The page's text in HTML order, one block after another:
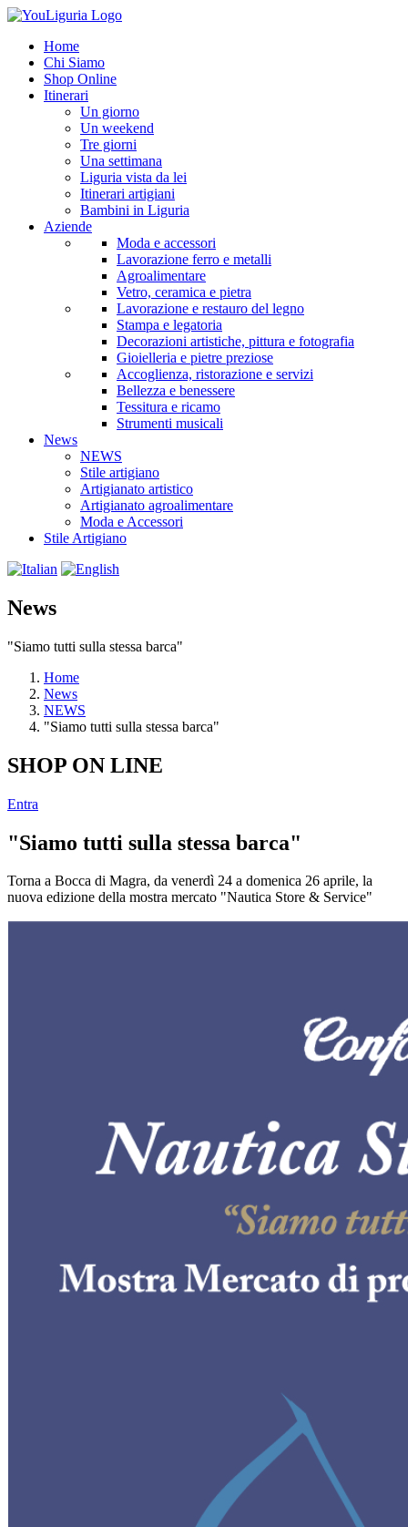
Home
Chi Siamo
Shop Online
Itinerari
Un giorno
Un weekend
Tre giorni
Una settimana
Liguria vista da lei
Itinerari artigiani
Bambini in Liguria
Aziende
Moda e accessori
Lavorazione ferro e metalli
Agroalimentare
Vetro, ceramica e pietra
Lavorazione e restauro del legno
Stampa e legatoria
Decorazioni artistiche, pittura e fotografia
Gioielleria e pietre preziose
Accoglienza, ristorazione e servizi
Bellezza e benessere
Tessitura e ricamo
Strumenti musicali
News
NEWS
Stile artigiano
Artigianato artistico
Artigianato agroalimentare
Moda e Accessori
Stile Artigiano
News
"Siamo tutti sulla stessa barca"
Home
News
NEWS
"Siamo tutti sulla stessa barca"
SHOP ON LINE
Entra
"Siamo tutti sulla stessa barca"
Torna a Bocca di Magra, da venerdì 24 a domenica 26 aprile, la
nuova edizione della mostra mercato "Nautica Store & Service"